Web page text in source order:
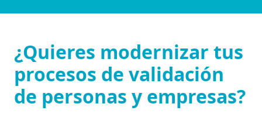
¿Quieres modernizar tus
procesos de validación
de personas y empresas?